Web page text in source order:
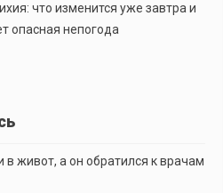
что изменится уже завтра и
опасная непогода
в живот, а он обратился к врачам